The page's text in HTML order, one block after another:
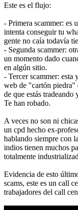
Este es el flujo:
- Primera scammer: es
intenta conseguir tu
gente no caía todavía
- Segunda scammer:
un momento dado
en algún sitio.
- Tercer scammer: esta
web de "cartón piedra"
de que estás tradeando
Te han robado.
A veces no son ni
un cpd hecho ex-
hablando siempre con
indios tienen muchos
totalmente
Evidencia de esto
scams, este es un call
trabajadores del call